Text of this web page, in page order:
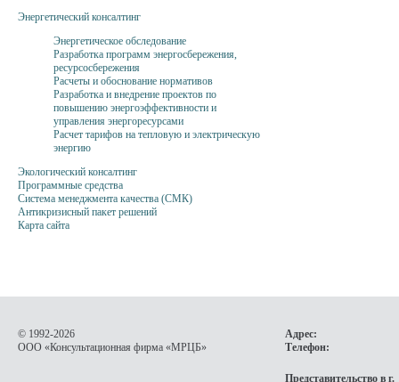
Энергетический консалтинг
Энергетическое обследование
Разработка программ энергосбережения,
ресурсосбережения
Расчеты и обоснование нормативов
Разработка и внедрение проектов по
повышению энергоэффективности и
управления энергоресурсами
Расчет тарифов на тепловую и электрическую
энергию
Экологический консалтинг
Программные средства
Система менеджмента качества (СМК)
Антикризисный пакет решений
Карта сайта
© 1992-2026
OOO «Консультационная фирма «МРЦБ»
Адрес:
Телефон:
Представительство в г.